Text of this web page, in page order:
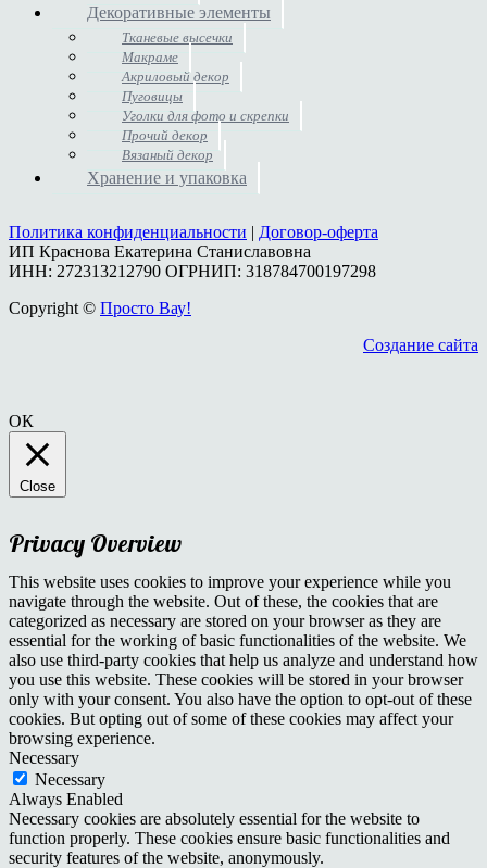
Декоративные элементы
Тканевые высечки
Макраме
Акриловый декор
Пуговицы
Уголки для фото и скрепки
Прочий декор
Вязаный декор
Хранение и упаковка
Политика конфиденциальности | Договор-оферта
ИП Краснова Екатерина Станиславовна
ИНН: 272313212790 ОГРНИП: 318784700197298
Copyright © Просто Вау!
Создание сайта
ОК
Close
Privacy Overview
This website uses cookies to improve your experience while you
navigate through the website. Out of these, the cookies that are
categorized as necessary are stored on your browser as they are
essential for the working of basic functionalities of the website. We
also use third-party cookies that help us analyze and understand how
you use this website. These cookies will be stored in your browser
only with your consent. You also have the option to opt-out of these
cookies. But opting out of some of these cookies may affect your
browsing experience.
Necessary
Necessary
Always Enabled
Necessary cookies are absolutely essential for the website to
function properly. These cookies ensure basic functionalities and
security features of the website, anonymously.